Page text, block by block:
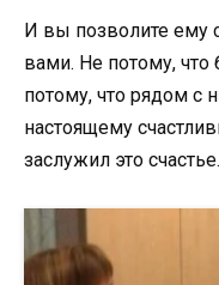
И вы позволите ему
вами. Не потому, что
потому, что рядом с
настоящему
заслужил это счастье.